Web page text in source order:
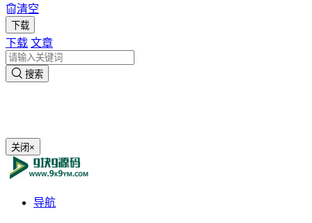
清空
下载
下载 文章
搜索
关闭 ×
导航